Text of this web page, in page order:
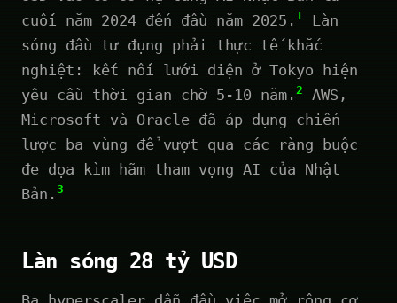
cuối năm 2024 đến đầu năm 2025. 1
Làn
sóng đầu tư đụng phải thực tế khắc
nghiệt: kết nối lưới điện ở Tokyo hiện
yêu cầu thời gian chờ 5-10 năm. 2
AWS,
Microsoft và Oracle đã áp dụng chiến
lược ba vùng để vượt qua các ràng buộc
đe dọa kìm hãm tham vọng AI của Nhật
Bản. 3
Làn sóng 28 tỷ USD